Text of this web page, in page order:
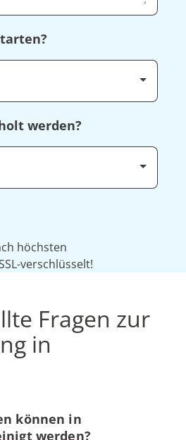
werden?
höchsten
verschlüsselt!
Fragen zur
in
können in
werden?